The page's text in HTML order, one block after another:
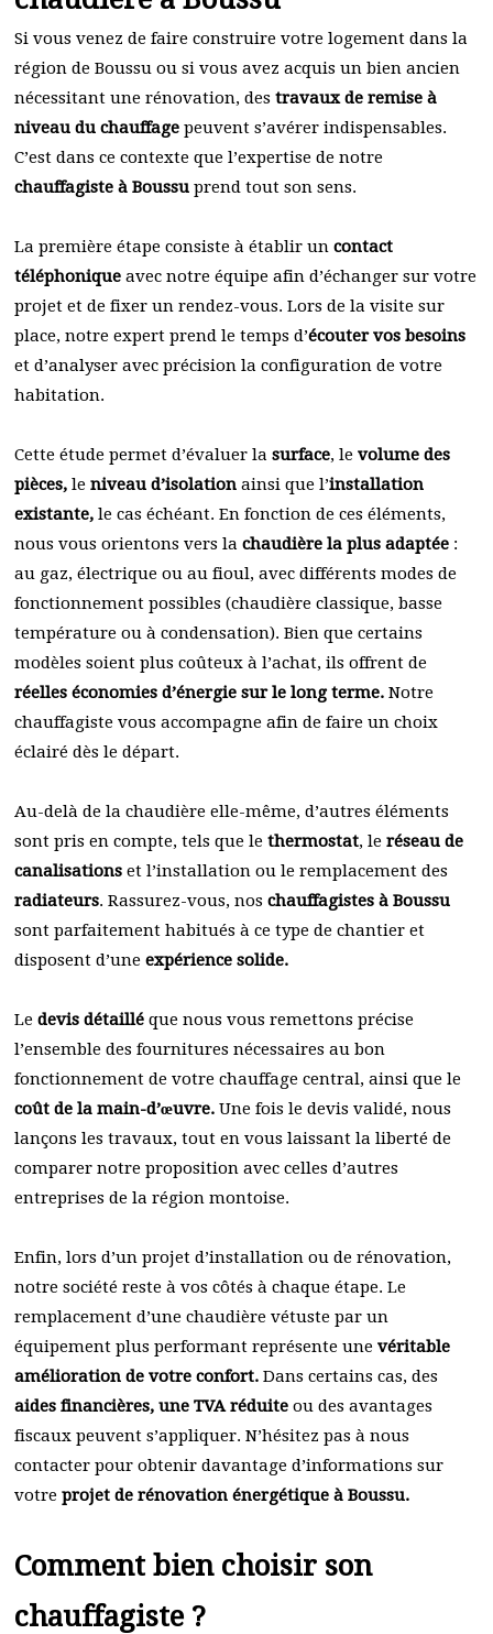
Si vous venez de faire construire votre logement dans la
région de Boussu ou si vous avez acquis un bien ancien
nécessitant une rénovation, des travaux de remise à
niveau du chauffage peuvent s’avérer indispensables.
C’est dans ce contexte que l’expertise de notre
chauffagiste à Boussu prend tout son sens.
La première étape consiste à établir un contact
téléphonique avec notre équipe afin d’échanger sur votre
projet et de fixer un rendez-vous. Lors de la visite sur
place, notre expert prend le temps d’écouter vos besoins
et d’analyser avec précision la configuration de votre
habitation.
Cette étude permet d’évaluer la surface, le volume des
pièces, le niveau d’isolation ainsi que l’installation
existante, le cas échéant. En fonction de ces éléments,
nous vous orientons vers la chaudière la plus adaptée :
au gaz, électrique ou au fioul, avec différents modes de
fonctionnement possibles (chaudière classique, basse
température ou à condensation). Bien que certains
modèles soient plus coûteux à l’achat, ils offrent de
réelles économies d’énergie sur le long terme. Notre
chauffagiste vous accompagne afin de faire un choix
éclairé dès le départ.
Au-delà de la chaudière elle-même, d’autres éléments
sont pris en compte, tels que le thermostat, le réseau de
canalisations et l’installation ou le remplacement des
radiateurs. Rassurez-vous, nos chauffagistes à Boussu
sont parfaitement habitués à ce type de chantier et
disposent d’une expérience solide.
Le devis détaillé que nous vous remettons précise
l’ensemble des fournitures nécessaires au bon
fonctionnement de votre chauffage central, ainsi que le
coût de la main-d’œuvre. Une fois le devis validé, nous
lançons les travaux, tout en vous laissant la liberté de
comparer notre proposition avec celles d’autres
entreprises de la région montoise.
Enfin, lors d’un projet d’installation ou de rénovation,
notre société reste à vos côtés à chaque étape. Le
remplacement d’une chaudière vétuste par un
équipement plus performant représente une véritable
amélioration de votre confort. Dans certains cas, des
aides financières, une TVA réduite ou des avantages
fiscaux peuvent s’appliquer. N’hésitez pas à nous
contacter pour obtenir davantage d’informations sur
votre projet de rénovation énergétique à Boussu.
Comment bien choisir son
chauffagiste ?